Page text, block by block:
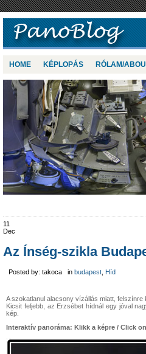
HOME KÉPLOPÁS RÓLAM/
11
Dec
Az Ínség-szikla
Posted by: takoca in budapest, Híd
A szokatlanul alacsony vízállás miatt, felszínre
Kicsit feljebb, az Erzsébet hídnál egy jóval
kép.
Interaktív panoráma: Klikk a képre / Click